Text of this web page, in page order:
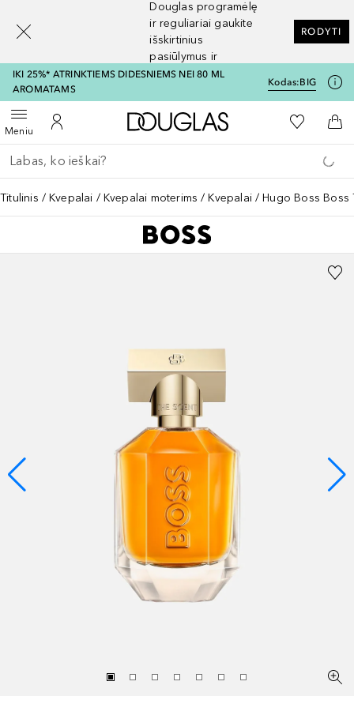
Douglas programėlę
ir reguliariai gaukite
išskirtinius
pasiūlymus ir
nuolaidas
RODYTI
IKI 25%* ATRINKTIEMS DIDESNIEMS NEI 80 ML
AROMATAMS
Kodas:BIG
MeniuAtidaryti meniuĮ mano paskyrą
Į Douglas pagrindinį
Į mano
Į
Grįžk atgal
Vykdykite paiešką
Titulinis Kvepalai Kvepalai moterims Kvepalai Hugo Boss Boss
[navigation.slideout.screenreader]